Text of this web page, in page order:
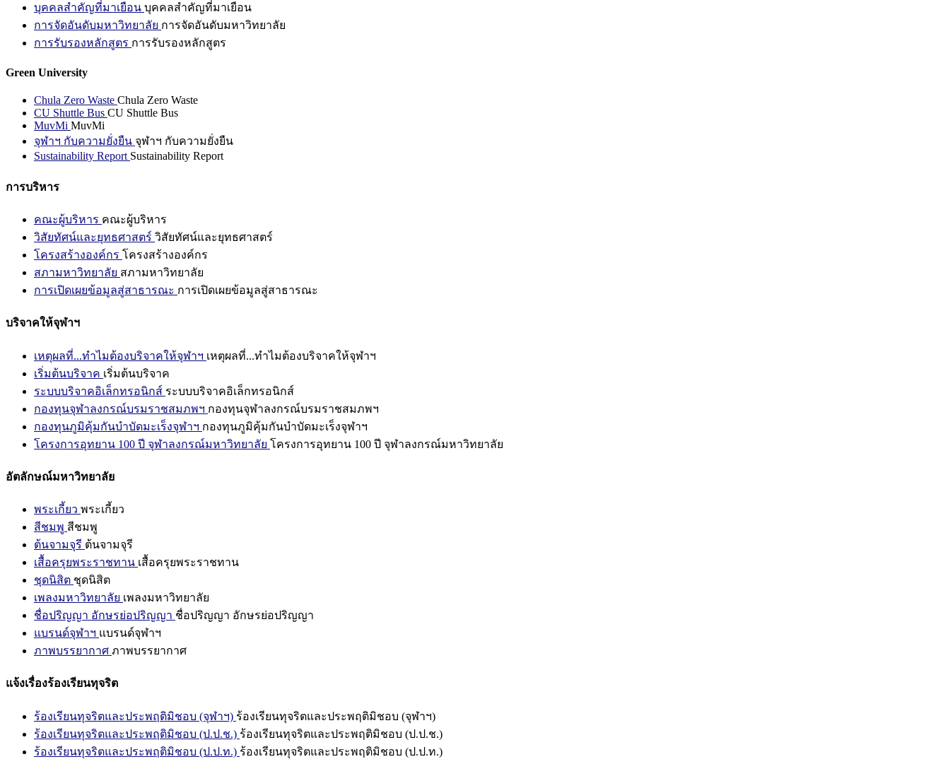
บุคคลสำคัญที่มาเยือน บุคคลสำคัญที่มาเยือน
การจัดอันดับมหาวิทยาลัย การจัดอันดับมหาวิทยาลัย
การรับรองหลักสูตร การรับรองหลักสูตร
Green University
Chula Zero Waste Chula Zero Waste
CU Shuttle Bus CU Shuttle Bus
MuvMi MuvMi
จุฬาฯ กับความยั่งยืน จุฬาฯ กับความยั่งยืน
Sustainability Report Sustainability Report
การบริหาร
คณะผู้บริหาร คณะผู้บริหาร
วิสัยทัศน์และยุทธศาสตร์ วิสัยทัศน์และยุทธศาสตร์
โครงสร้างองค์กร โครงสร้างองค์กร
สภามหาวิทยาลัย สภามหาวิทยาลัย
การเปิดเผยข้อมูลสู่สาธารณะ การเปิดเผยข้อมูลสู่สาธารณะ
บริจาคให้จุฬาฯ
เหตุผลที่...ทำไมต้องบริจาคให้จุฬาฯ เหตุผลที่...ทำไมต้องบริจาคให้จุฬาฯ
เริ่มต้นบริจาค เริ่มต้นบริจาค
ระบบบริจาคอิเล็กทรอนิกส์ ระบบบริจาคอิเล็กทรอนิกส์
กองทุนจุฬาลงกรณ์บรมราชสมภพฯ กองทุนจุฬาลงกรณ์บรมราชสมภพฯ
กองทุนภูมิคุ้มกันบำบัดมะเร็งจุฬาฯ กองทุนภูมิคุ้มกันบำบัดมะเร็งจุฬาฯ
โครงการอุทยาน 100 ปี จุฬาลงกรณ์มหาวิทยาลัย โครงการอุทยาน 100 ปี จุฬาลงกรณ์มหาวิทยาลัย
อัตลักษณ์มหาวิทยาลัย
พระเกี้ยว พระเกี้ยว
สีชมพู สีชมพู
ต้นจามจุรี ต้นจามจุรี
เสื้อครุยพระราชทาน เสื้อครุยพระราชทาน
ชุดนิสิต ชุดนิสิต
เพลงมหาวิทยาลัย เพลงมหาวิทยาลัย
ชื่อปริญญา อักษรย่อปริญญา ชื่อปริญญา อักษรย่อปริญญา
แบรนด์จุฬาฯ แบรนด์จุฬาฯ
ภาพบรรยากาศ ภาพบรรยากาศ
แจ้งเรื่องร้องเรียนทุจริต
ร้องเรียนทุจริตและประพฤติมิชอบ (จุฬาฯ) ร้องเรียนทุจริตและประพฤติมิชอบ (จุฬาฯ)
ร้องเรียนทุจริตและประพฤติมิชอบ (ป.ป.ช.) ร้องเรียนทุจริตและประพฤติมิชอบ (ป.ป.ช.)
ร้องเรียนทุจริตและประพฤติมิชอบ (ป.ป.ท.) ร้องเรียนทุจริตและประพฤติมิชอบ (ป.ป.ท.)